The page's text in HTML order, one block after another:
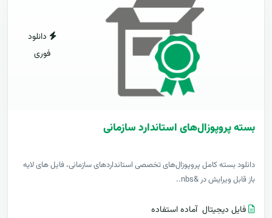
دانلود
فوری
بسته پروپوزال‌های استاندارد سازمانی
دانلود بسته کامل پروپوزال‌های تخصصی استانداردهای سازمانی، فایل های لایه
باز قابل ویرایش در &nbs..
فایل دیجیتال آماده استفاده